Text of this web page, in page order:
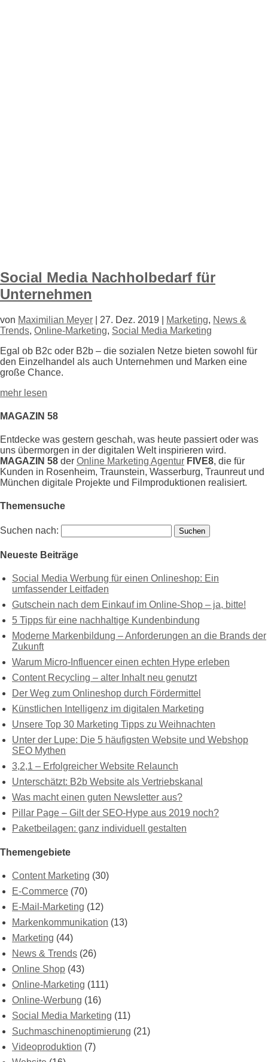
Social Media Nachholbedarf für
Unternehmen
von Maximilian Meyer 27. Dez. 2019 Marketing, News &
Trends, Online-Marketing, Social Media Marketing
Egal ob B2c oder B2b – die sozialen Netze bieten sowohl für
den Einzelhandel als auch Unternehmen und Marken eine
große Chance.
mehr lesen
MAGAZIN 58
Entdecke was gestern geschah, was heute passiert oder was
uns übermorgen in der digitalen Welt inspirieren wird.
MAGAZIN 58 der Online Marketing Agentur FIVE8, die für
Kunden in Rosenheim, Traunstein, Wasserburg, Traunreut und
München digitale Projekte und Filmproduktionen realisiert.
Themensuche
Suchen nach:
Neueste Beiträge
Social Media Werbung für einen Onlineshop: Ein
umfassender Leitfaden
Gutschein nach dem Einkauf im Online-Shop – ja, bitte!
5 Tipps für eine nachhaltige Kundenbindung
Moderne Markenbildung – Anforderungen an die Brands der
Zukunft
Warum Micro-Influencer einen echten Hype erleben
Content Recycling – alter Inhalt neu genutzt
Der Weg zum Onlineshop durch Fördermittel
Künstlichen Intelligenz im digitalen Marketing
Unsere Top 30 Marketing Tipps zu Weihnachten
Unter der Lupe: Die 5 häufigsten Website und Webshop
SEO Mythen
3,2,1 – Erfolgreicher Website Relaunch
Unterschätzt: B2b Website als Vertriebskanal
Was macht einen guten Newsletter aus?
Pillar Page – Gilt der SEO-Hype aus 2019 noch?
Paketbeilagen: ganz individuell gestalten
Themengebiete
Content Marketing (30)
E-Commerce (70)
E-Mail-Marketing (12)
Markenkommunikation (13)
Marketing (44)
News & Trends (26)
Online Shop (43)
Online-Marketing (111)
Online-Werbung (16)
Social Media Marketing (11)
Suchmaschinenoptimierung (21)
Videoproduktion (7)